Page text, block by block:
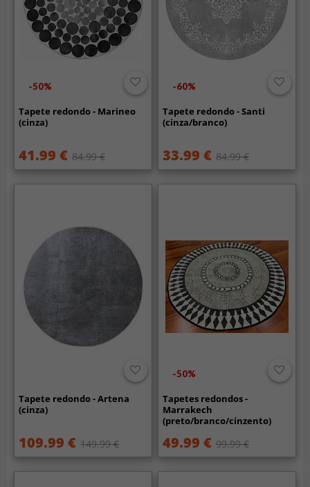
-50%
Tapete redondo - Marineo
(cinza)
41.99 € 84.99 €
-60%
Tapete redondo - Santi
(cinza/branco)
33.99 € 84.99 €
Tapete redondo - Artena
(cinza)
109.99 € 149.99 €
-50%
Tapetes redondos -
Marrakech
(preto/branco/cinzento)
49.99 € 99.99 €